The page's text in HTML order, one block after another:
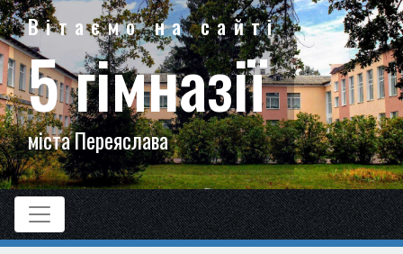
Вітаємо на сайті
5 гімназії
міста Переяслава